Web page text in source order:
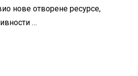
нове отворене ресурсе,
…